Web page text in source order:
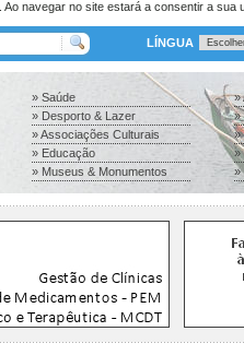
. Ao navegar no site estará a consentir a sua
LÍNGUA
» Saúde
» Desporto & Lazer
» Associações Culturais
» Educação
» Museus & Monumentos
»
»
»
»
»